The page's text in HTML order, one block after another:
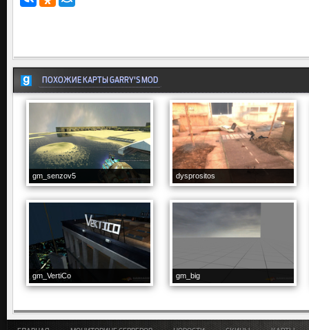
ПОХОЖИЕ КАРТЫ GARRY'S MOD
gm_senzov5 dysprositos
gm_VertiCo gm_big